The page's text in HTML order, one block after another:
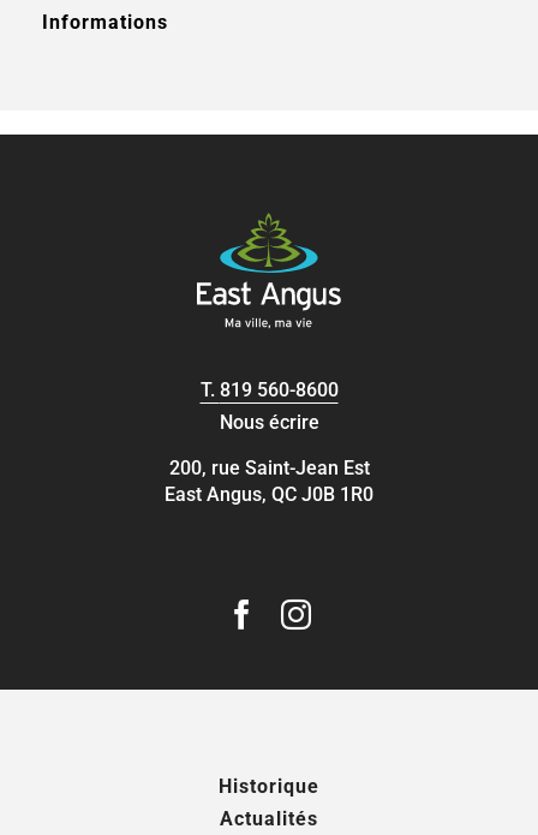
Informations
T. 819 560-8600
Nous écrire
200, rue Saint-Jean Est
East Angus, QC J0B 1R0
Historique
Actualités